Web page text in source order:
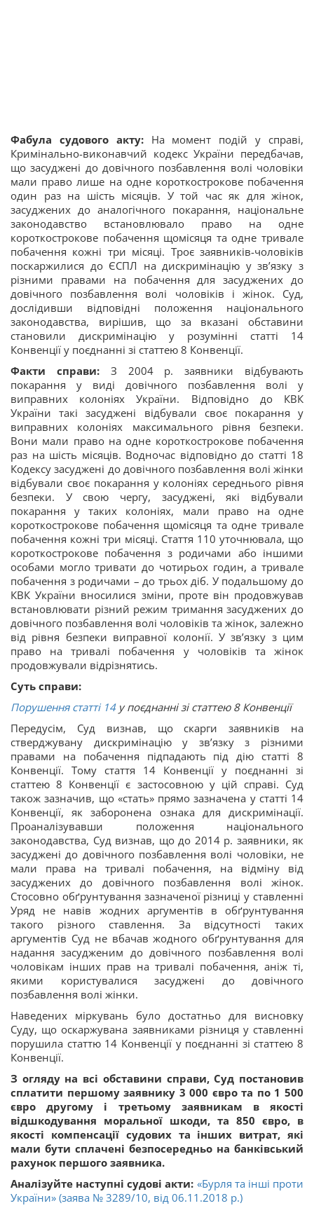
Фабула судового акту: На момент подій у справі,
Кримінально-виконавчий кодекс України передбачав,
що засуджені до довічного позбавлення волі чоловіки
мали право лише на одне короткострокове побачення
один раз на шість місяців. У той час як для жінок,
засуджених до аналогічного покарання, національне
законодавство встановлювало право на одне
короткострокове побачення щомісяця та одне тривале
побачення кожні три місяці. Троє заявників-чоловіків
поскаржилися до ЄСПЛ на дискримінацію у зв’язку з
різними правами на побачення для засуджених до
довічного позбавлення волі чоловіків і жінок. Суд,
дослідивши відповідні положення національного
законодавства, вирішив, що за вказані обставини
становили дискримінацію у розумінні статті 14
Конвенції у поєднанні зі статтею 8 Конвенції.
Факти справи: З 2004 р. заявники відбувають
покарання у виді довічного позбавлення волі у
виправних колоніях України. Відповідно до КВК
України такі засуджені відбували своє покарання у
виправних колоніях максимального рівня безпеки.
Вони мали право на одне короткострокове побачення
раз на шість місяців. Водночас відповідно до статті 18
Кодексу засуджені до довічного позбавлення волі жінки
відбували своє покарання у колоніях середнього рівня
безпеки. У свою чергу, засуджені, які відбували
покарання у таких колоніях, мали право на одне
короткострокове побачення щомісяця та одне тривале
побачення кожні три місяці. Стаття 110 уточнювала, що
короткострокове побачення з родичами або іншими
особами могло тривати до чотирьох годин, а тривале
побачення з родичами – до трьох діб. У подальшому до
КВК України вносилися зміни, проте він продовжував
встановлювати різний режим тримання засуджених до
довічного позбавлення волі чоловіків та жінок, залежно
від рівня безпеки виправної колонії. У зв’язку з цим
право на тривалі побачення у чоловіків та жінок
продовжували відрізнятись.
Суть справи:
Порушення статті 14у поєднанні зі статтею 8 Конвенції
Передусім, Суд визнав, що скарги заявників на
стверджувану дискримінацію у зв’язку з різними
правами на побачення підпадають під дію статті 8
Конвенції. Тому стаття 14 Конвенції у поєднанні зі
статтею 8 Конвенції є застосовною у цій справі. Суд
також зазначив, що «стать» прямо зазначена у статті 14
Конвенції, як заборонена ознака для дискримінації.
Проаналізувавши положення національного
законодавства, Суд визнав, що до 2014 р. заявники, як
засуджені до довічного позбавлення волі чоловіки, не
мали права на тривалі побачення, на відміну від
засуджених до довічного позбавлення волі жінок.
Стосовно обґрунтування зазначеної різниці у ставленні
Уряд не навів жодних аргументів в обґрунтування
такого різного ставлення. За відсутності таких
аргументів Суд не вбачав жодного обґрунтування для
надання засудженим до довічного позбавлення волі
чоловікам інших прав на тривалі побачення, аніж ті,
якими користувалися засуджені до довічного
позбавлення волі жінки.
Наведених міркувань було достатньо для висновку
Суду, що оскаржувана заявниками різниця у ставленні
порушила статтю 14 Конвенції у поєднанні зі статтею 8
Конвенції.
З огляду на всі обставини справи, Суд постановив
сплатити першому заявнику 3 000 євро та по 1 500
євро другому і третьому заявникам в якості
відшкодування моральної шкоди, та 850 євро, в
якості компенсації судових та інших витрат, які
мали бути сплачені безпосередньо на банківський
рахунок першого заявника.
Аналізуйте наступні судові акти: «Бурля та інші проти
України» (заява № 3289/10, від 06.11.2018 р.)